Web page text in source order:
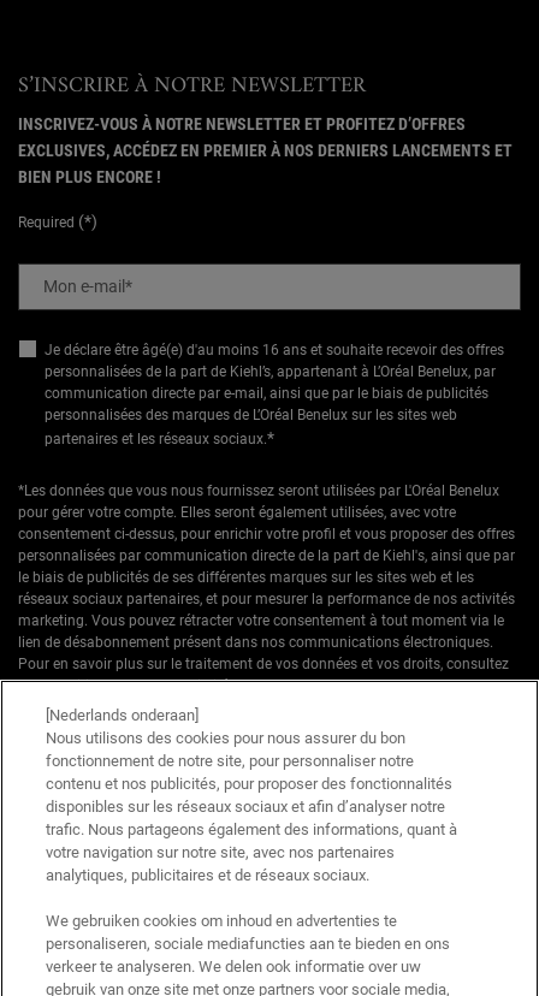
S’INSCRIRE À NOTRE NEWSLETTER
INSCRIVEZ-VOUS À NOTRE NEWSLETTER ET PROFITEZ D’OFFRES
EXCLUSIVES, ACCÉDEZ EN PREMIER À NOS DERNIERS LANCEMENTS ET
BIEN PLUS ENCORE !
Required (*)
Mon e-mail*
Je déclare être âgé(e) d'au moins 16 ans et souhaite recevoir des offres
personnalisées de la part de Kiehl’s, appartenant à L’Oréal Benelux, par
communication directe par e-mail, ainsi que par le biais de publicités
personnalisées des marques de L’Oréal Benelux sur les sites web
partenaires et les réseaux sociaux.*
*Les données que vous nous fournissez seront utilisées par L'Oréal Benelux
pour gérer votre compte. Elles seront également utilisées, avec votre
consentement ci-dessus, pour enrichir votre profil et vous proposer des offres
personnalisées par communication directe de la part de Kiehl's, ainsi que par
le biais de publicités de ses différentes marques sur les sites web et les
réseaux sociaux partenaires, et pour mesurer la performance de nos activités
marketing. Vous pouvez rétracter votre consentement à tout moment via le
lien de désabonnement présent dans nos communications électroniques.
Pour en savoir plus sur le traitement de vos données et vos droits, consultez
notrePolitique de confidentialité.
* Offre de bienvenue valable pour une première commande. Non cumulable
avec d'autres offres ou promotions en cours, mais cumulable avec les offres
'Cadeau avec achat' . Utilisation limitée à une seule fois par client. Non
applicable sur les éditions limitées & ensembles.
Ce site est protégé par Cloudflare et la politique de confidentialité et les conditions
dutilisation sappliquent.
S’INSCRIRE
[Nederlands onderaan]
Nous utilisons des cookies pour nous assurer du bon
fonctionnement de notre site, pour personnaliser notre
contenu et nos publicités, pour proposer des fonctionnalités
disponibles sur les réseaux sociaux et afin d’analyser notre
trafic. Nous partageons également des informations, quant à
votre navigation sur notre site, avec nos partenaires
analytiques, publicitaires et de réseaux sociaux.
We gebruiken cookies om inhoud en advertenties te
personaliseren, sociale mediafuncties aan te bieden en ons
verkeer te analyseren. We delen ook informatie over uw
gebruik van onze site met onze partners voor sociale media,